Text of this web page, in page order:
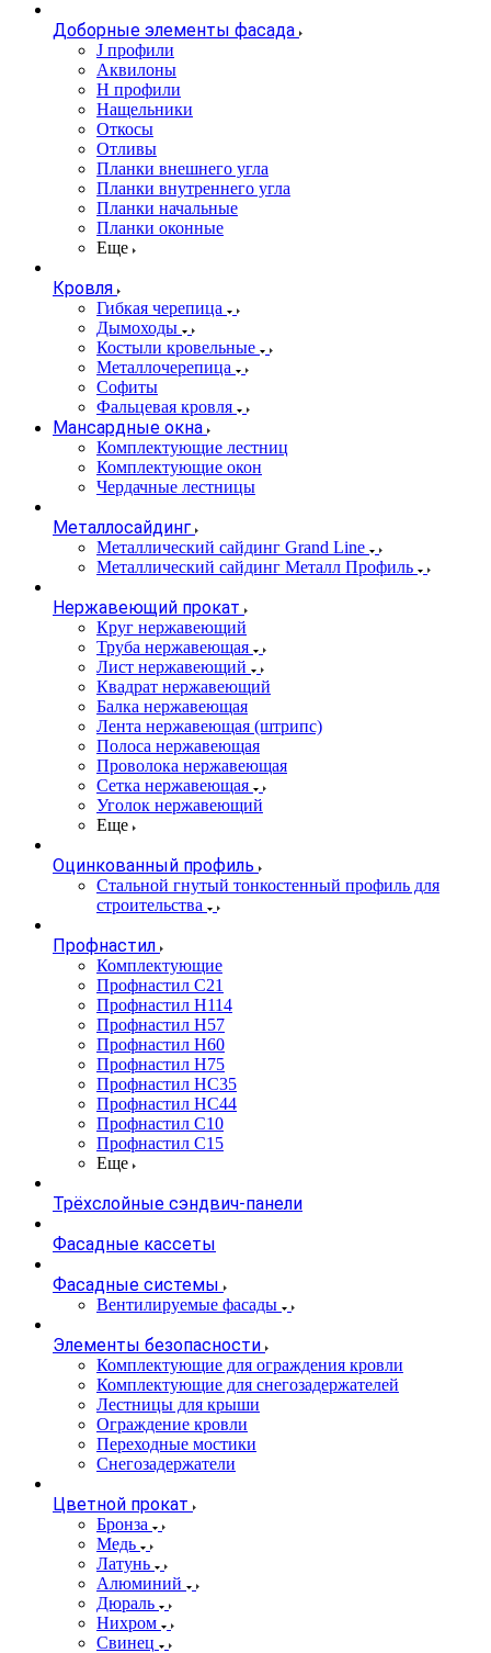
Доборные элементы фасада
J профили
Аквилоны
Н профили
Нащельники
Откосы
Отливы
Планки внешнего угла
Планки внутреннего угла
Планки начальные
Планки оконные
Еще
Кровля
Гибкая черепица
Дымоходы
Костыли кровельные
Металлочерепица
Софиты
Фальцевая кровля
Мансардные окна
Комплектующие лестниц
Комплектующие окон
Чердачные лестницы
Металлосайдинг
Металлический сайдинг Grand Line
Металлический сайдинг Металл Профиль
Нержавеющий прокат
Круг нержавеющий
Труба нержавеющая
Лист нержавеющий
Квадрат нержавеющий
Балка нержавеющая
Лента нержавеющая (штрипс)
Полоса нержавеющая
Проволока нержавеющая
Сетка нержавеющая
Уголок нержавеющий
Еще
Оцинкованный профиль
Стальной гнутый тонкостенный профиль для
строительства
Профнастил
Комплектующие
Профнастил C21
Профнастил Н114
Профнастил Н57
Профнастил Н60
Профнастил Н75
Профнастил НС35
Профнастил НС44
Профнастил С10
Профнастил С15
Еще
Трёхслойные сэндвич-панели
Фасадные кассеты
Фасадные системы
Вентилируемые фасады
Элементы безопасности
Комплектующие для ограждения кровли
Комплектующие для снегозадержателей
Лестницы для крыши
Ограждение кровли
Переходные мостики
Снегозадержатели
Цветной прокат
Бронза
Медь
Латунь
Алюминий
Дюраль
Нихром
Свинец